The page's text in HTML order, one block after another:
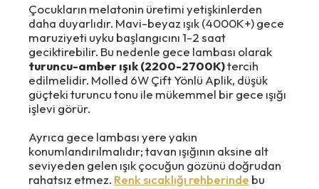
Çocukların melatonin üretimi yetişkinlerden
daha duyarlıdır. Mavi-beyaz ışık (4000K+) gece
maruziyeti uyku başlangıcını 1-2 saat
geciktirebilir. Bu nedenle gece lambası olarak
turuncu-amber ışık (2200-2700K)tercih
edilmelidir. Molled 6W Çift Yönlü Aplik, düşük
güçteki turuncu tonu ile mükemmel bir gece ışığı
işlevi görür.
Ayrıca gece lambası yere yakın
konumlandırılmalıdır; tavan ışığının aksine alt
seviyeden gelen ışık çocuğun gözünü doğrudan
rahatsız etmez. Renk sıcaklığı rehberinde bu